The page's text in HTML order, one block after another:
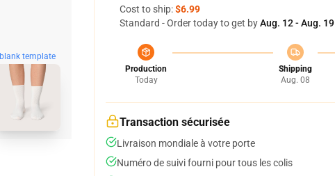
blank template
Cost to ship:$6.99
Standard - Order today to get byAug. 12 - Aug. 19
Production
Today
Shipping
Aug. 08
Transaction sécurisée
Livraison mondiale à votre porte
Numéro de suivi fourni pour tous les colis